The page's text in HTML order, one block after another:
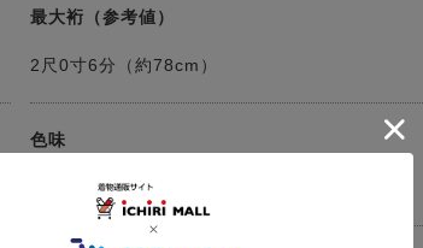
最大裄（参考値）
2尺0寸6分（約78cm）
色味